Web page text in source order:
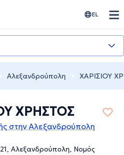
EL
Αλεξανδρούπολη ΧΑΡΙΣΙΟΥ
ΧΡΗΣΤΟΣ
στην Αλεξανδρούπολη
Αλεξανδρούπολη, Νομός